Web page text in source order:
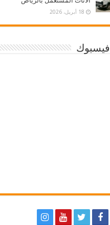
18 أبريل، 2026
فيسبوك